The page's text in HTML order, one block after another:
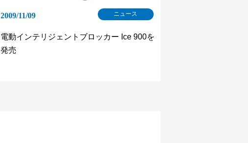
2009/11/09 ニュース
電動インテリジェントブロッカー Ice 900を
発売